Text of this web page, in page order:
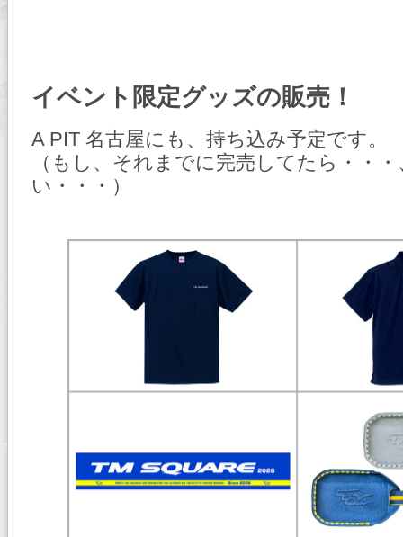
イベント限定グッズの販売！
A PIT 名古屋にも、持ち込み予定です。
（もし、それまでに完売してたら・・
い・・・）